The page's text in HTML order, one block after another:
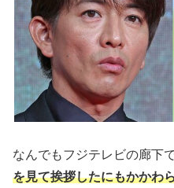
なんでもフジテレビの廊下
を見て挨拶したにもかかわ